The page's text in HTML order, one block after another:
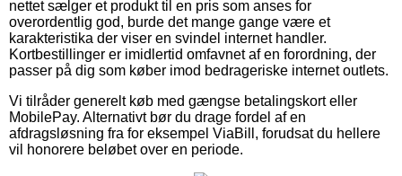
nettet sælger et produkt til en pris som anses for
overordentlig god, burde det mange gange være et
karakteristika der viser en svindel internet handler.
Kortbestillinger er imidlertid omfavnet af en forordning, der
passer på dig som køber imod bedrageriske internet outlets.
Vi tilråder generelt køb med gængse betalingskort eller
MobilePay. Alternativt bør du drage fordel af en
afdragsløsning fra for eksempel ViaBill, forudsat du hellere
vil honorere beløbet over en periode.